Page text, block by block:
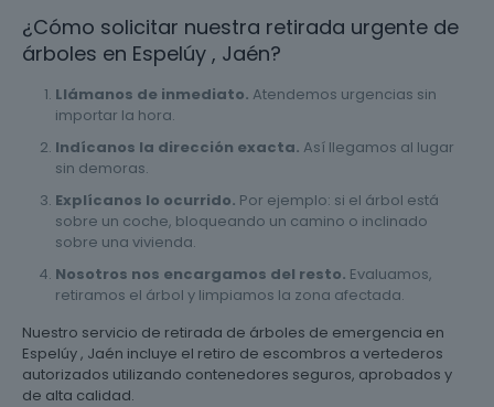
¿Cómo solicitar nuestra retirada urgente de
árboles en Espelúy , Jaén?
Llámanos de inmediato. Atendemos urgencias sin
importar la hora.
Indícanos la dirección exacta. Así llegamos al lugar
sin demoras.
Explícanos lo ocurrido. Por ejemplo: si el árbol está
sobre un coche, bloqueando un camino o inclinado
sobre una vivienda.
Nosotros nos encargamos del resto. Evaluamos,
retiramos el árbol y limpiamos la zona afectada.
Nuestro servicio de retirada de árboles de emergencia en
Espelúy , Jaén incluye el retiro de escombros a vertederos
autorizados utilizando contenedores seguros, aprobados y
de alta calidad.